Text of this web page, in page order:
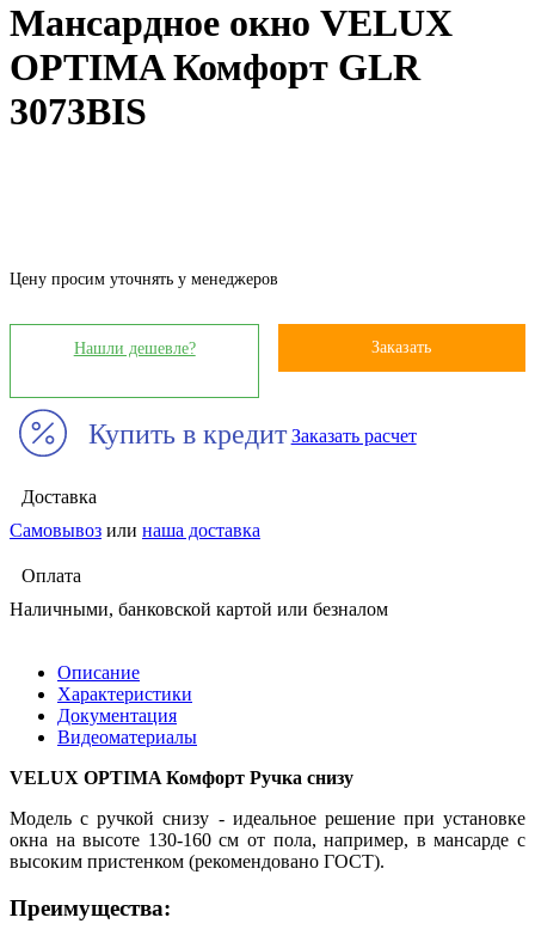
Мансардное окно VELUX
OPTIMA Комфорт GLR
3073BIS
Цену просим уточнять у менеджеров
Заказать
Нашли дешевле?
Купить в кредит Заказать расчет
Доставка
Самовывоз или наша доставка
Оплата
Наличными, банковской картой или безналом
Описание
Характеристики
Документация
Видеоматериалы
VELUX OPTIMA Комфорт Ручка снизу
Модель с ручкой снизу - идеальное решение при установке
окна на высоте 130-160 см от пола, например, в мансарде с
высоким пристенком (рекомендовано ГОСТ).
Преимущества: